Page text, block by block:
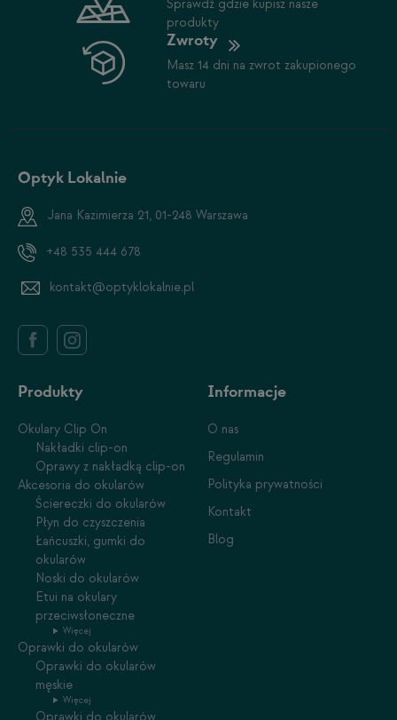
Sprawdź gdzie kupisz nasze
produkty
Zwroty
Masz 14 dni na zwrot zakupionego
towaru
Optyk Lokalnie
Jana Kazimierza 21, 01-248 Warszawa
+48 535 444 678
kontakt@optyklokalnie.pl
Produkty
Okulary Clip On
Nakładki clip-on
Oprawy z nakładką clip-on
Akcesoria do okularów
Ściereczki do okularów
Płyn do czyszczenia
Łańcuszki, gumki do
okularów
Noski do okularów
Etui na okulary
przeciwsłoneczne
Więcej
Oprawki do okularów
Oprawki do okularów
męskie
Więcej
Oprawki do okularów
Informacje
O nas
Regulamin
Polityka prywatności
Kontakt
Blog